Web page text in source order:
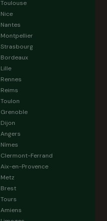
Toulouse
Nice
Nantes
Montpellier
Strasbourg
Bordeaux
Lille
Rennes
Reims
Toulon
Grenoble
Dijon
Angers
Nîmes
Clermont-Ferrand
Aix-en-Provence
Metz
Brest
Tours
Amiens